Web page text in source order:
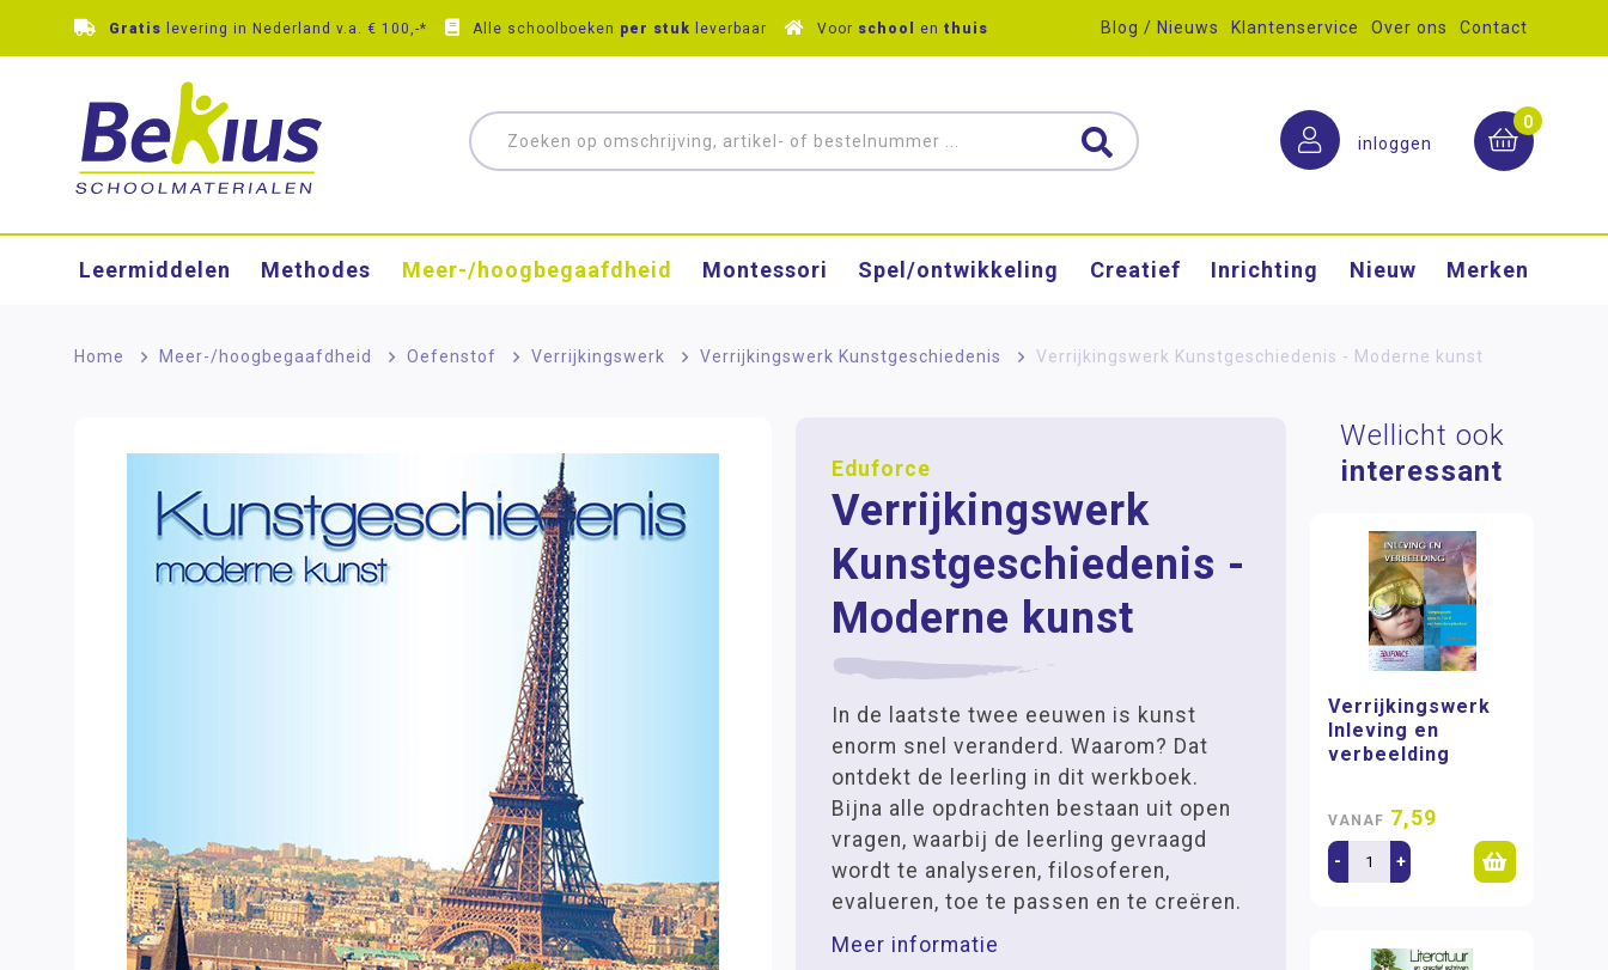
Gratis levering in Nederland v.a. € 100,-* Alle schoolboeken per stuk leverbaar Voor school en thuis Blog / Nieuws Klantenservice Over ons Contact
inloggen
0
Leermiddelen Methodes Meer-/hoog­begaafdheid Montessori Spel/ontwikkeling Creatief Inrichting Nieuw Merken
Home > Meer-/hoog­begaafdheid > Oefenstof > Verrijkingswerk > Verrijkingswerk Kunstgeschiedenis > Verrijkingswerk Kunstgeschiedenis - Moderne kunst
Eduforce
Verrijkingswerk
Kunstgeschiedenis -
Moderne kunst
In de laatste twee eeuwen is kunst
enorm snel veranderd. Waarom? Dat
ontdekt de leerling in dit werkboek.
Bijna alle opdrachten bestaan uit open
vragen, waarbij de leerling gevraagd
wordt te analyseren, filosoferen,
evalueren, toe te passen en te creëren.
Meer informatie
Wellicht ook
interessant
Verrijkingswerk
Inleving en
verbeelding
VANAF 7,59
- +